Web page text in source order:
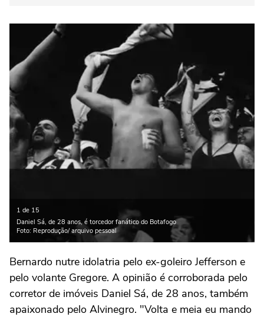
1 de 15
Daniel Sá, de 28 anos, é torcedor fanático do Botafogo
Foto: Reprodução/ arquivo pessoal
Bernardo nutre idolatria pelo ex-goleiro Jefferson e
pelo volante Gregore. A opinião é corroborada pelo
corretor de imóveis Daniel Sá, de 28 anos, também
apaixonado pelo Alvinegro. "Volta e meia eu mando